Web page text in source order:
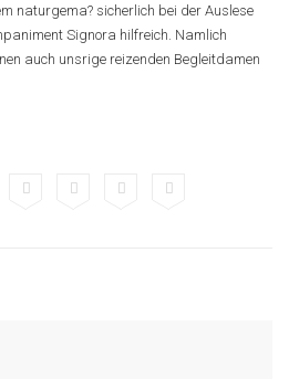
naturgema? sicherlich bei der Auslese
Signora hilfreich. Namlich
auch unsrige reizenden Begleitdamen